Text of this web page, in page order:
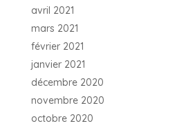
avril 2021
mars 2021
février 2021
janvier 2021
décembre 2020
novembre 2020
octobre 2020